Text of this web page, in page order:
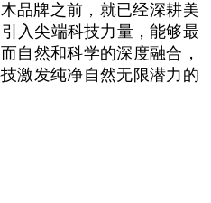
品牌之前，就已经深耕美
入尖端科技力量，能够最
自然和科学的深度融合，
激发纯净自然无限潜力的